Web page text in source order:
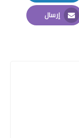
LinkedIn
إرسال
Email